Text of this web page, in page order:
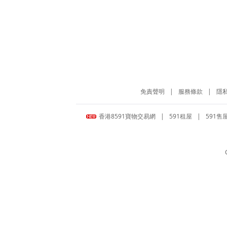
免責聲明 | 服務條款 | 隱
香港8591寶物交易網 | 591租屋 | 591售